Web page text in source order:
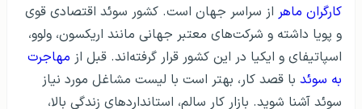
کارگران ماهر از سراسر جهان است. کشور سوئد اقتصادی قوی
و پویا داشته و شرکت‌های معتبر جهانی مانند اریکسون، ولوو،
اسپاتیفای و ایکیا در این کشور قرار گرفته‌اند. قبل از مهاجرت
به سوئد با قصد کار، بهتر است با لیست مشاغل مورد نیاز
سوئد آشنا شوید. بازار کار سالم، استانداردهای زندگی بالا،